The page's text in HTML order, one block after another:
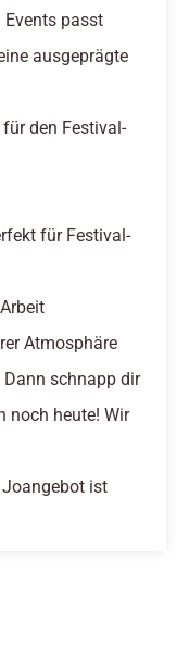
Events passt
ausgeprägte
den Festival-
für Festival-
Atmosphäre
schnapp dir
noch heute! Wir
ist